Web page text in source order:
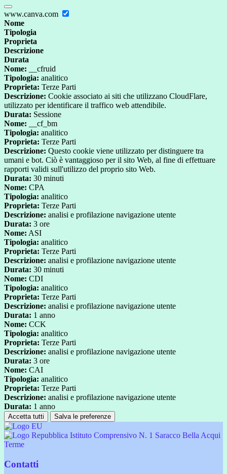
www.canva.com
Nome
Tipologia
Proprieta
Descrizione
Durata
Nome: __cfruid
Tipologia: analitico
Proprieta: Terze Parti
Descrizione: Cookie associato ai siti che utilizzano CloudFlare,
utilizzato per identificare il traffico web attendibile.
Durata: Sessione
Nome: __cf_bm
Tipologia: analitico
Proprieta: Terze Parti
Descrizione: Questo cookie viene utilizzato per distinguere tra
umani e bot. Ciò è vantaggioso per il sito Web, al fine di effettuare
rapporti validi sull'utilizzo del proprio sito Web.
Durata: 30 minuti
Nome: CPA
Tipologia: analitico
Proprieta: Terze Parti
Descrizione: analisi e profilazione navigazione utente
Durata: 3 ore
Nome: ASI
Tipologia: analitico
Proprieta: Terze Parti
Descrizione: analisi e profilazione navigazione utente
Durata: 30 minuti
Nome: CDI
Tipologia: analitico
Proprieta: Terze Parti
Descrizione: analisi e profilazione navigazione utente
Durata: 1 anno
Nome: CCK
Tipologia: analitico
Proprieta: Terze Parti
Descrizione: analisi e profilazione navigazione utente
Durata: 3 ore
Nome: CAI
Tipologia: analitico
Proprieta: Terze Parti
Descrizione: analisi e profilazione navigazione utente
Durata: 1 anno
Accetta tutti Salva le preferenze
Istituto Comprensivo N. 1 Saracco Bella Acqui
Terme
Contatti